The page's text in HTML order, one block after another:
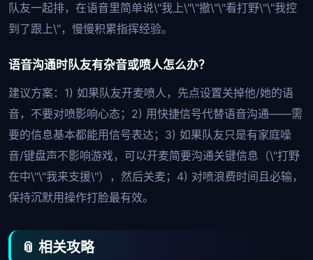
队友一起排，在语音里简单说\"我上\"\"撤\"\"看打野\"\"我控
到了跟上\"，慢慢积累指挥经验。
语音沟通时队友有杂音或喷人怎么办？
建议方案：1) 如果队友开麦喷人，先点设置关掉他/她的语
音，不要对喷影响心态；2) 用快捷信号代替语音沟通——需
要的信息基本都能用信号表达；3) 如果队友只是有家庭噪
音/键盘声不影响游戏，可以开麦简要沟通关键信息（\"打野
在中\"\"我来支援\"），然后关麦；4) 对喷浪费时间且必输，
保持沉默用操作打脸最有效。
📎 相关攻略